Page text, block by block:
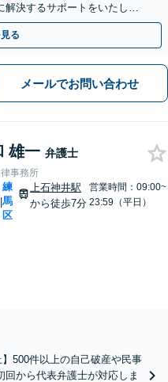
解決するサポートをいたしま
央大学実務講師】
る
メールでお問い合わせ
雄一 弁護士
事務所
|
練
馬
区
上石神井駅
から徒歩7分
営業時間：09:00~
23:59（平日）
】500件以上の自己破産や民事
から代表弁護士が対応しま